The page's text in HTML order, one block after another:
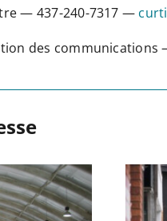
— 437-240-7317 —
des communications